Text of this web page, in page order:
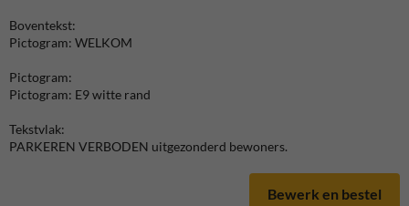
Boventekst:
Pictogram: WELKOM
Pictogram:
Pictogram: E9 witte rand
Tekstvlak:
PARKEREN VERBODEN uitgezonderd bewoners.
Bewerk en bestel